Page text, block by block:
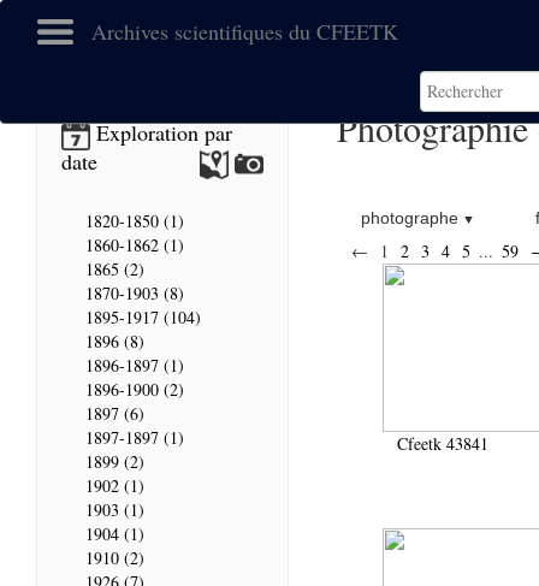
Archives scientifiques du CFEETK
Exploration par
date
1820-1850 (1)
1860-1862 (1)
1865 (2)
1870-1903 (8)
1895-1917 (104)
1896 (8)
1896-1897 (1)
1896-1900 (2)
1897 (6)
1897-1897 (1)
1899 (2)
1902 (1)
1903 (1)
1904 (1)
1910 (2)
photographe
← 1 2 3 4 5 ... 59
Cfeetk 43841